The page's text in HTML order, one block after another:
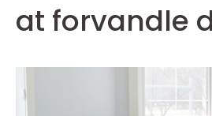
at forvandle